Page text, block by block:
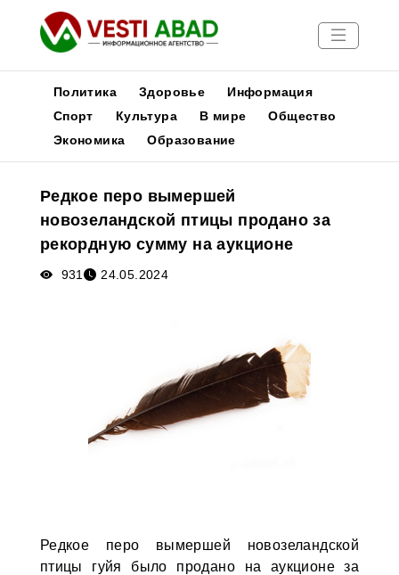
Новости
Медиа
Афиша
Политика Здоровье
Информация
Спорт
Культура В мире
Общество
Экономика
Образование
Редкое перо вымершей
новозеландской птицы продано за
рекордную сумму на аукционе
931 24.05.2024
Редкое перо вымершей новозеландской
птицы гуйя было продано на аукционе за